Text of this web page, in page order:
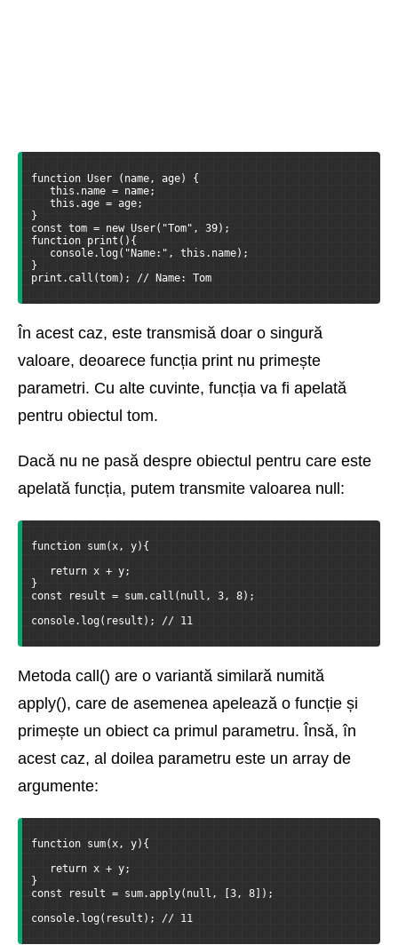
function User (name, age) {
this.name = name;
this.age = age;
}
const tom = new User("Tom", 39);
function print(){
console.log("Name:", this.name);
}
print.call(tom); // Name: Tom
În acest caz, este transmisă doar o singură
valoare, deoarece funcția print nu primește
parametri. Cu alte cuvinte, funcția va fi apelată
pentru obiectul tom.
Dacă nu ne pasă despre obiectul pentru care este
apelată funcția, putem transmite valoarea null:
function sum(x, y){
return x + y;
}
const result = sum.call(null, 3, 8);
console.log(result); // 11
Metoda call() are o variantă similară numită
apply(), care de asemenea apelează o funcție și
primește un obiect ca primul parametru. Însă, în
acest caz, al doilea parametru este un array de
argumente:
function sum(x, y){
return x + y;
}
const result = sum.apply(null, [3, 8]);
console.log(result); // 11